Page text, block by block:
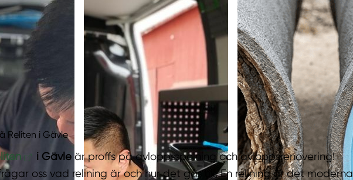
Reliten i Gävle
i Gävle är proffs på avloppsspolning och avloppsrenovering!
oss vad relining är och hur det går till. En relining är det moderna